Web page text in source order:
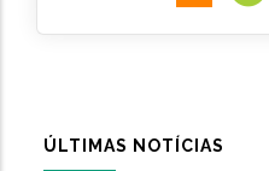
ÚLTIMAS NOTÍCIAS